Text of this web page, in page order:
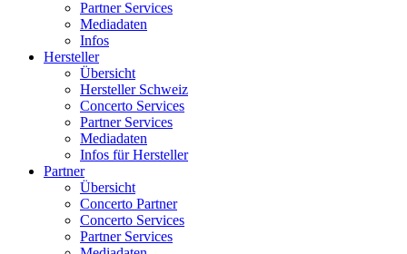
Partner Services
Mediadaten
Infos
Hersteller
Übersicht
Hersteller Schweiz
Concerto Services
Partner Services
Mediadaten
Infos für Hersteller
Partner
Übersicht
Concerto Partner
Concerto Services
Partner Services